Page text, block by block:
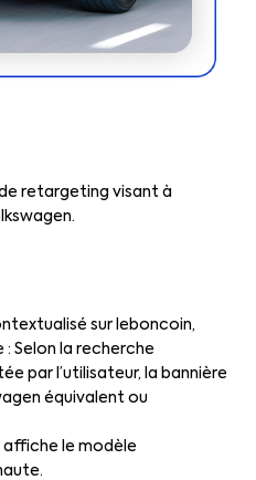
retargeting visant à
sur leboncoin,
Selon la recherche
par l’utilisateur, la bannière
équivalent ou
affiche le modèle